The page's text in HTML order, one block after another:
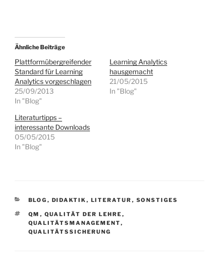
Ähnliche Beiträge
Plattformübergreifender
Standard für Learning
Analytics vorgeschlagen
25/09/2013
In "Blog"
Learning Analytics
hausgemacht
21/05/2015
In "Blog"
Literaturtipps –
interessante Downloads
05/05/2015
In "Blog"
KATEGORIEN
BLOG , DIDAKTIK , LITERATUR , SONSTIGES
SCHLAGWÖRTER
QM , QUALITÄT DER LEHRE ,
QUALITÄTSMANAGEMENT,
QUALITÄTSSICHERUNG